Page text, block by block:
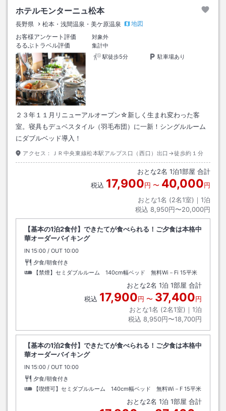
ホテルモンターニュ松本
長野県 松本・浅間温泉・美ケ原温泉
地図
お客様アンケート評価
対象外
るるぶトラベル評価
集計中
駅徒歩5分
駐車場あり
２３年１１月リニューアルオープン☆新しく生まれ変わった客
室。寝具もデュベスタイル（羽毛布団）に一新！シングルルーム
にダブルベッド導入！
アクセス： ＪＲ中央東線松本駅アルプス口（西口）出口→徒歩約１分
おとな2名 1泊1部屋 合計
税込 17,900円 〜 40,000円
おとな1名 (2名1室)｜ 1泊
税込 8,950円〜20,000円
【基本の1泊2食付】できたてが食べられる！ご夕食は本格中
華オーダーバイキング
IN チェックイン
15:00 / OUT チェックアウト
10:00
夕食/朝食付き
【禁煙】セミダブルルーム 140cm幅ベッド 無料Wi－Fi 15平米
おとな2名 1泊 1部屋 合計
税込 17,900円 〜 37,400円
おとな1名 (2名1室)｜ 1泊
税込 8,950円〜18,700円
【基本の1泊2食付】できたてが食べられる！ご夕食は本格中
華オーダーバイキング
IN チェックイン
15:00 / OUT チェックアウト
10:00
夕食/朝食付き
【喫煙可】セミダブルルーム 140cm幅ベッド 無料Wi－F 15平米
おとな2名 1泊 1部屋 合計